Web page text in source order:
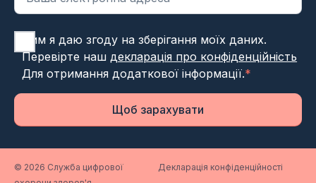
Цим я даю згоду на зберігання моїх даних.
Перевірте нашдекларація про конфіденційність
Для отримання додаткової інформації.*
Щоб зарахувати
© 2026 Служба цифрової
Декларація конфіденційності